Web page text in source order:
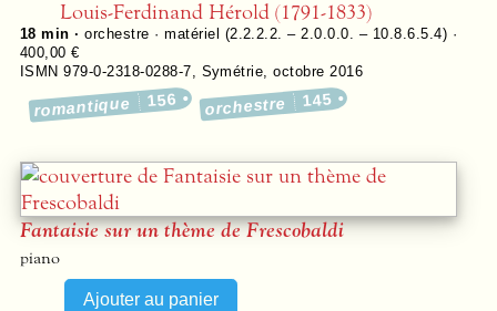
Louis-Ferdinand Hérold (1791-1833)
18 min ·orchestre · matériel (2.2.2.2. – 2.0.0.0. – 10.8.6.5.4) ·
400,00 €
ISMN 979-0-2318-0288-7
Symétrie ,octobre 2016
romantique 156 orchestre 145
Fantaisie sur un thème de Frescobaldi
piano